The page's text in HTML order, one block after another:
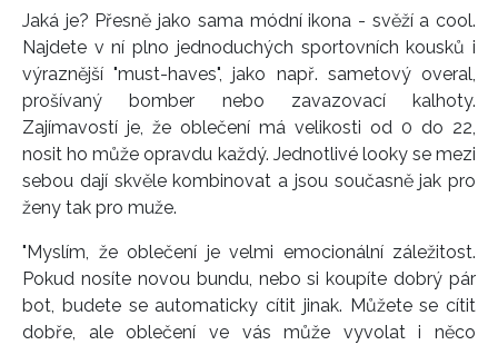
Jaká je? Přesně jako sama módní ikona - svěží a cool.
Najdete v ní plno jednoduchých sportovních kousků i
výraznější "must-haves", jako např. sametový overal,
prošívaný bomber nebo zavazovací kalhoty.
Zajímavostí je, že oblečení má velikosti od 0 do 22,
nosit ho může opravdu každý. Jednotlivé looky se mezi
sebou dají skvěle kombinovat a jsou současně jak pro
ženy tak pro muže.
"Myslím, že oblečení je velmi emocionální záležitost.
Pokud nosíte novou bundu, nebo si koupíte dobrý pár
bot, budete se automaticky cítit jinak. Můžete se cítit
dobře, ale oblečení ve vás může vyvolat i něco